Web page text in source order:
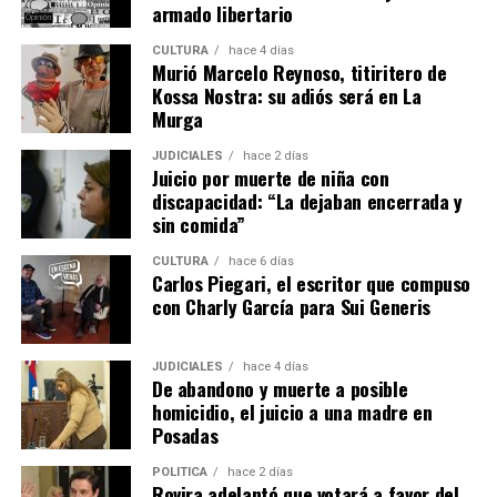
Ver esta publicación en Instagram
armado libertario
CULTURA hace 4 días
Murió Marcelo Reynoso, titiritero de
Kossa Nostra: su adiós será en La
Murga
JUDICIALES hace 2 días
Juicio por muerte de niña con
discapacidad: “La dejaban encerrada y
sin comida”
CULTURA hace 6 días
Carlos Piegari, el escritor que compuso
con Charly García para Sui Generis
JUDICIALES hace 4 días
De abandono y muerte a posible
homicidio, el juicio a una madre en
Posadas
POLÍTICA hace 2 días